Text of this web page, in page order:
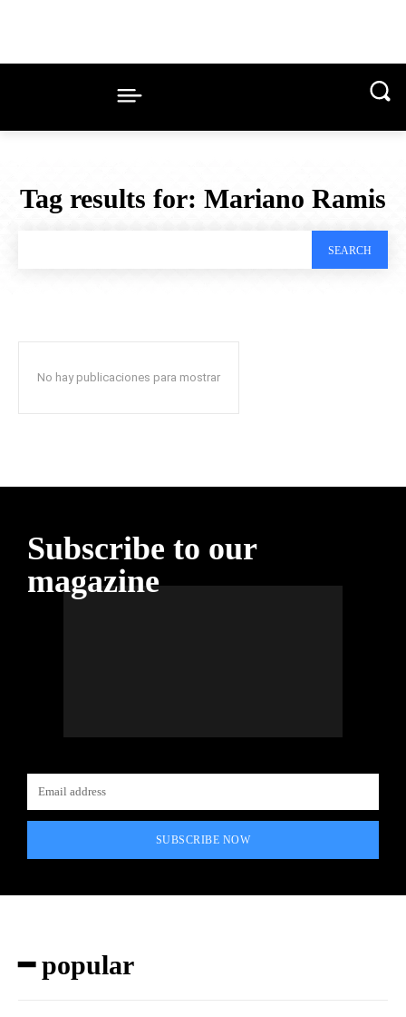
Tag results for: Mariano Ramis
SEARCH
No hay publicaciones para mostrar
Subscribe to our
magazine
SUBSCRIBE NOW
━ popular